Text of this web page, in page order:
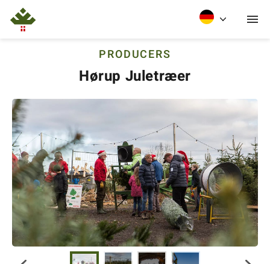
PRODUCERS
Hørup Juletræer